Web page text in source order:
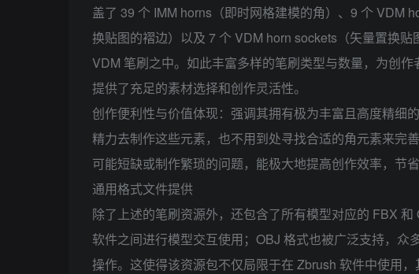
盖了 39 个 IMM horns（即时网格建模的角）、9 个 VDM
换贴图的褶边）以及 7 个 VDM horn sockets（矢量置换
VDM 笔刷之中。如此丰富多样的笔刷类型与数量，为创作
提供了充足的素材选择和创作灵活性。
创作便利性与价值体现：强调其拥有极为丰富且高度精细
精力去制作这些元素，也不用到处寻找合适的角元素来完
可能短缺或制作繁琐的问题，能极大地提高创作效率，节省
通用格式文件提供
除了上述的笔刷资源外，还包含了所有模型对应的 FBX
软件之间进行模型交互使用；OBJ 格式也被广泛支持，
操作。这使得该资源包不仅局限于在 Zbrush 软件中使用